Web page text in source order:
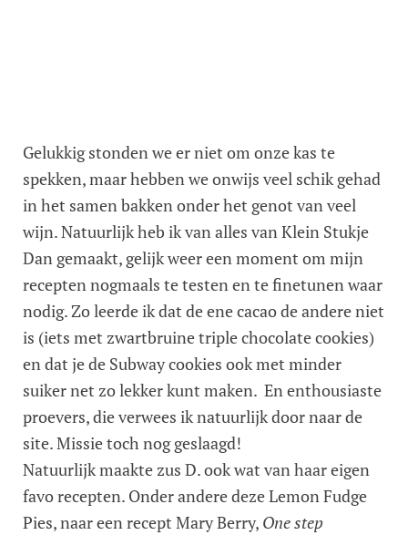
Gelukkig stonden we er niet om onze kas te
spekken, maar hebben we onwijs veel schik gehad
in het samen bakken onder het genot van veel
wijn. Natuurlijk heb ik van alles van Klein Stukje
Dan gemaakt, gelijk weer een moment om mijn
recepten nogmaals te testen en te finetunen waar
nodig. Zo leerde ik dat de ene cacao de andere niet
is (iets met zwartbruine triple chocolate cookies)
en dat je de Subway cookies ook met minder
suiker net zo lekker kunt maken. En enthousiaste
proevers, die verwees ik natuurlijk door naar de
site. Missie toch nog geslaagd!
Natuurlijk maakte zus D. ook wat van haar eigen
favo recepten. Onder andere deze Lemon Fudge
Pies, naar een recept Mary Berry, One step